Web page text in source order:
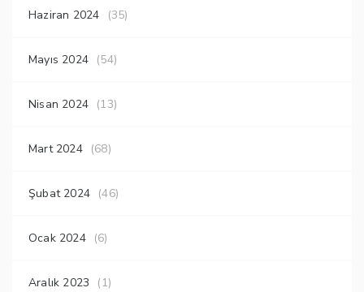
Haziran 2024 (35)
Mayıs 2024 (54)
Nisan 2024 (13)
Mart 2024 (68)
Şubat 2024 (46)
Ocak 2024 (6)
Aralık 2023 (1)